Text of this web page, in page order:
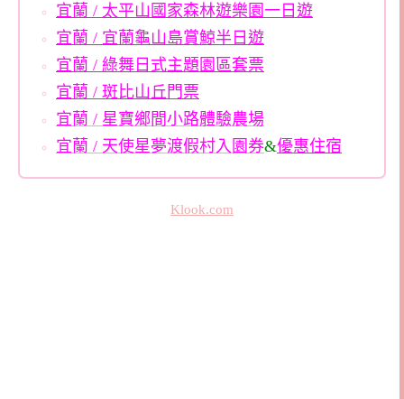
宜蘭 / 太平山國家森林遊樂園一日遊
宜蘭 / 宜蘭龜山島賞鯨半日遊
宜蘭 / 綠舞日式主題園區套票
宜蘭 / 斑比山丘門票
宜蘭 / 星寶鄉間小路體驗農場
宜蘭 / 天使星夢渡假村入園券&優惠住宿
Klook.com